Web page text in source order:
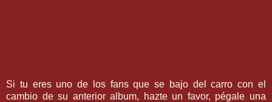
Si tu eres uno de los fans que se bajo del carro con el
cambio de su anterior album, hazte un favor, pégale una